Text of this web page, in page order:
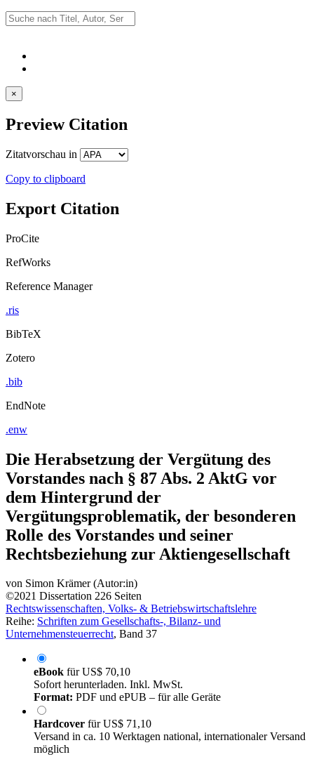
×
Preview Citation
Copy to clipboard
Export Citation
.enw
Die Herabsetzung der Vergütung des
Vorstandes nach § 87 Abs. 2 AktG vor
dem Hintergrund der
Vergütungsproblematik, der besonderen
Rechtsbeziehung zur Aktiengesellschaft
vonSimon Krämer (Autor:in)
©2021 Dissertation 226 Seiten
Reihe: Schriften zum Gesellschafts-, Bilanz- und
Unternehmensteuerrecht, Band 37
eBook
Sofort herunterladen. Inkl. MwSt.
Format:PDF und ePUB – für alle Geräte